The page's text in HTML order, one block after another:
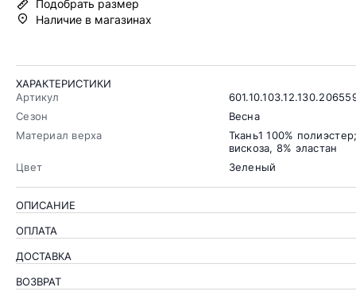
Подобрать размер
Наличие в магазинах
ХАРАКТЕРИСТИКИ
Артикул
Сезон
Весна
Материал верха
Ткань1 100%
вискоза, 8% эластан
Цвет
Зеленый
ОПИСАНИЕ
ОПЛАТА
ДОСТАВКА
ВОЗВРАТ